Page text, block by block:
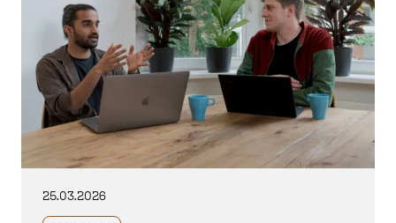
25.03.2026